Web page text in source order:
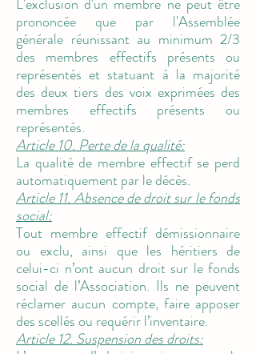
prononcée que par l'Assemblée
générale réunissant au minimum 2/3
des membres effectifs présents ou
représentés et statuant à la majorité
des deux tiers des voix exprimées des
membres effectifs présents ou
représentés.
Article 10. Perte de la qualité:
La qualité de membre effectif se perd
automatiquement par le décès.
Article 11. Absence de droit sur le fonds
social:
Tout membre effectif démissionnaire
ou exclu, ainsi que les héritiers de
celui-ci n’ont aucun droit sur le fonds
social de l’Association. Ils ne peuvent
réclamer aucun compte, faire apposer
des scellés ou requérir l’inventaire.
Article 12. Suspension des droits: